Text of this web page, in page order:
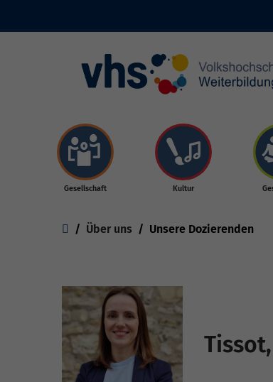
Gesellschaft Kultur
You are here:
Über uns Unsere Dozierenden